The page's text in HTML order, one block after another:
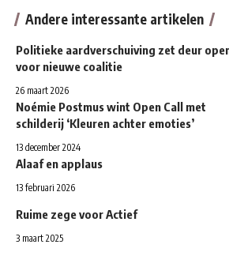
Andere interessante artikelen
Politieke aardverschuiving zet deur
voor nieuwe coalitie
26 maart 2026
Noémie Postmus wint Open Call met
schilderij ‘Kleuren achter emoties’
13 december 2024
Alaaf en applaus
13 februari 2026
Ruime zege voor Actief
3 maart 2025